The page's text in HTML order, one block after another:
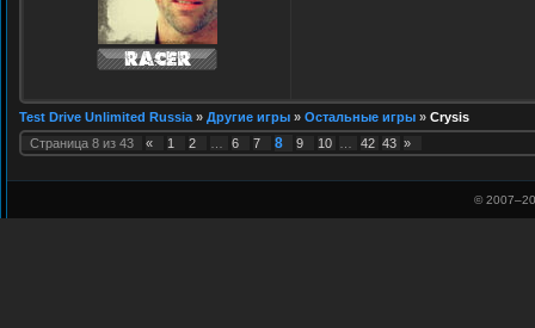
Test Drive Unlimited Russia » Другие игры » Остальные игры » Crysis
Страница 8 из 43 « 1 2 6 7 8 9 10 42 43 »
© 2007–